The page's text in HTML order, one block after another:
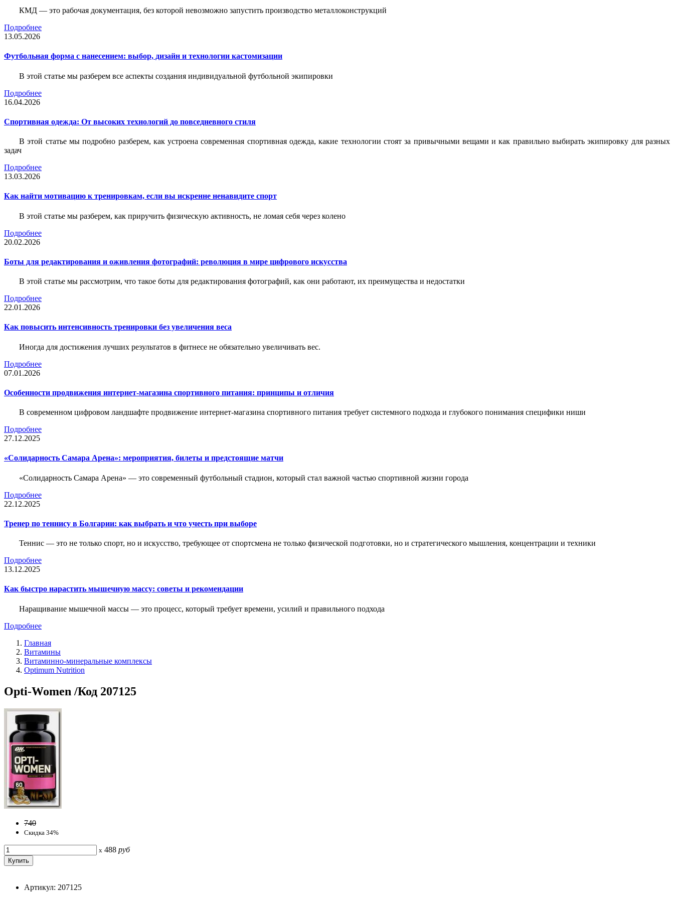
КМД — это рабочая документация, без которой невозможно запустить производство металлоконструкций
Подробнее
13.05.2026
Футбольная форма с нанесением: выбор, дизайн и технологии кастомизации
В этой статье мы разберем все аспекты создания индивидуальной футбольной экипировки
Подробнее
16.04.2026
Спортивная одежда: От высоких технологий до повседневного стиля
В этой статье мы подробно разберем, как устроена современная спортивная одежда, какие технологии стоят за привычными вещами и как правильно выбирать экипировку для разных
задач
Подробнее
13.03.2026
Как найти мотивацию к тренировкам, если вы искренне ненавидите спорт
В этой статье мы разберем, как приручить физическую активность, не ломая себя через колено
Подробнее
20.02.2026
Боты для редактирования и оживления фотографий: революция в мире цифрового искусства
В этой статье мы рассмотрим, что такое боты для редактирования фотографий, как они работают, их преимущества и недостатки
Подробнее
22.01.2026
Как повысить интенсивность тренировки без увеличения веса
Иногда для достижения лучших результатов в фитнесе не обязательно увеличивать вес.
Подробнее
07.01.2026
Особенности продвижения интернет-магазина спортивного питания: принципы и отличия
В современном цифровом ландшафте продвижение интернет-магазина спортивного питания требует системного подхода и глубокого понимания специфики ниши
Подробнее
27.12.2025
«Солидарность Самара Арена»: мероприятия, билеты и предстоящие матчи
«Солидарность Самара Арена» — это современный футбольный стадион, который стал важной частью спортивной жизни города
Подробнее
22.12.2025
Тренер по теннису в Болгарии: как выбрать и что учесть при выборе
Теннис — это не только спорт, но и искусство, требующее от спортсмена не только физической подготовки, но и стратегического мышления, концентрации и техники
Подробнее
13.12.2025
Как быстро нарастить мышечную массу: советы и рекомендации
Наращивание мышечной массы — это процесс, который требует времени, усилий и правильного подхода
Подробнее
Главная
Витамины
Витаминно-минеральные комплексы
Optimum Nutrition
Opti-Women /Код 207125
740
Скидка 34%
x 488 руб
Артикул: 207125